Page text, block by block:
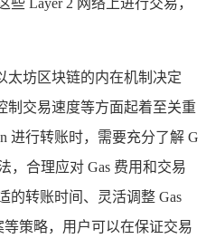
Layer 2 网络上进行交易，
太坊区块链的内在机制决定
制交易速度等方面起着至关重
进行转账时，需要充分了解 G
，合理应对 Gas 费用和交易
的转账时间、灵活调整 Gas
策略，用户可以在保证交易